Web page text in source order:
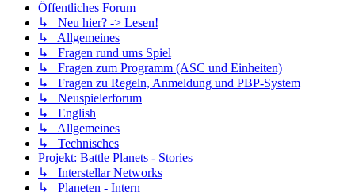
Öffentliches Forum
↳ Neu hier? -> Lesen!
↳ Allgemeines
↳ Fragen rund ums Spiel
↳ Fragen zum Programm (ASC und Einheiten)
↳ Fragen zu Regeln, Anmeldung und PBP-System
↳ Neuspielerforum
↳ English
↳ Allgemeines
↳ Technisches
Projekt: Battle Planets - Stories
↳ Interstellar Networks
↳ Planeten - Intern